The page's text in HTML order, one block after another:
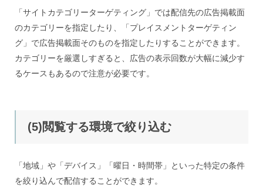
「サイトカテゴリーターゲティング」では配信先の広告掲載面
のカテゴリーを指定したり、「プレイスメントターゲティン
グ」で広告掲載面そのものを指定したりすることができます。
カテゴリーを厳選しすぎると、広告の表示回数が大幅に減少す
るケースもあるので注意が必要です。
(5)閲覧する環境で絞り込む
「地域」や「デバイス」「曜日・時間帯」といった特定の条件
を絞り込んで配信することができます。